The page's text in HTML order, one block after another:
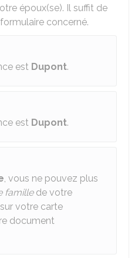
époux(se). Il suffit de
concerné.
est Dupont.
est Dupont.
, vous ne pouvez plus
famillede votre
votre carte
document